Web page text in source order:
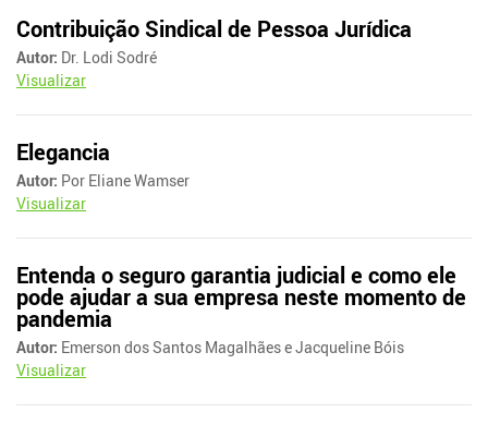
Contribuição Sindical de Pessoa Jurídica
Autor: Dr. Lodi Sodré
Visualizar
Elegancia
Autor: Por Eliane Wamser
Visualizar
Entenda o seguro garantia judicial e como ele
pode ajudar a sua empresa neste momento de
pandemia
Autor: Emerson dos Santos Magalhães e Jacqueline Bóis
Visualizar